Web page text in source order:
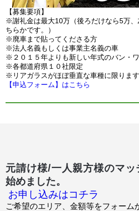
【募集要項】
※謝礼金は最大10万（後ろだけなら5万
ちらかです。）
※廃車まで貼ってくださる方
※法人名義もしくは事業主名義の車
※２０１５年よりも新しい年式のバン・
※各都道府県１０社限定
※リアガラスがほぼ垂直な車種に限ります
【申込フォーム】はこちら
元請け様/一人親方様のマッ
始めました。
お申し込みはコチラ
ご希望のエリア、金額等をフォーム